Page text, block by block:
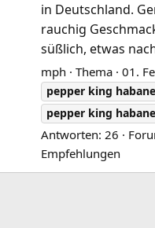
in Deutschland.
rauchig
süßlich, etwas
mph Thema 01.
pepper king
pepper king
Antworten: 26
Empfehlungen